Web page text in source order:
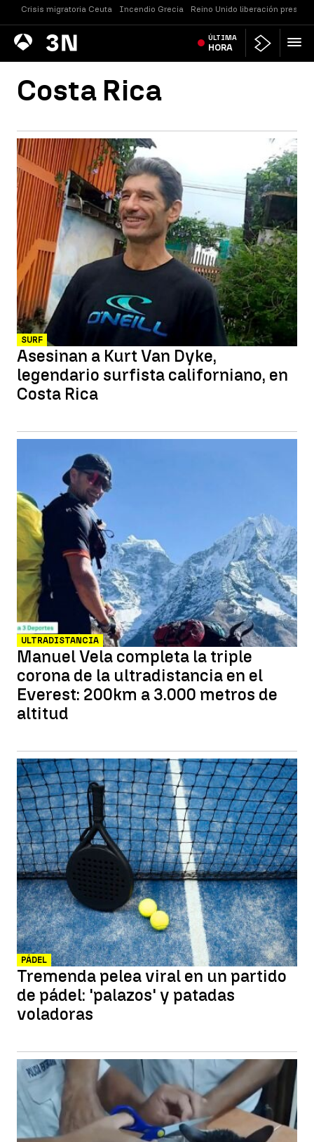
Crisis migratoria Ceuta Incendio Grecia Reino Unido liberación presos
Antena
3 Noticias ÚLTIMA
HORA
Costa Rica
SURF
Asesinan a Kurt Van Dyke,
legendario surfista californiano, en
Costa Rica
ULTRADISTANCIA
Manuel Vela completa la triple
corona de la ultradistancia en el
Everest: 200km a 3.000 metros de
altitud
PÁDEL
Tremenda pelea viral en un partido
de pádel: 'palazos' y patadas
voladoras